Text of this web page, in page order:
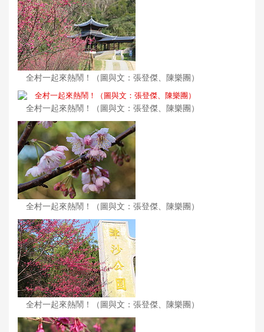
全村一起來熱鬧！（圖與文：張登傑、陳樂團）
全村一起來熱鬧！（圖與文：張登傑、陳樂團）
全村一起來熱鬧！（圖與文：張登傑、陳樂團）
全村一起來熱鬧！（圖與文：張登傑、陳樂團）